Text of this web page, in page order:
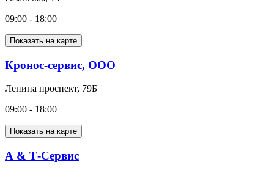
09:00 - 18:00
Показать на карте
Кронос-сервис, ООО
Ленина проспект, 79Б
09:00 - 18:00
Показать на карте
А & Т-Сервис